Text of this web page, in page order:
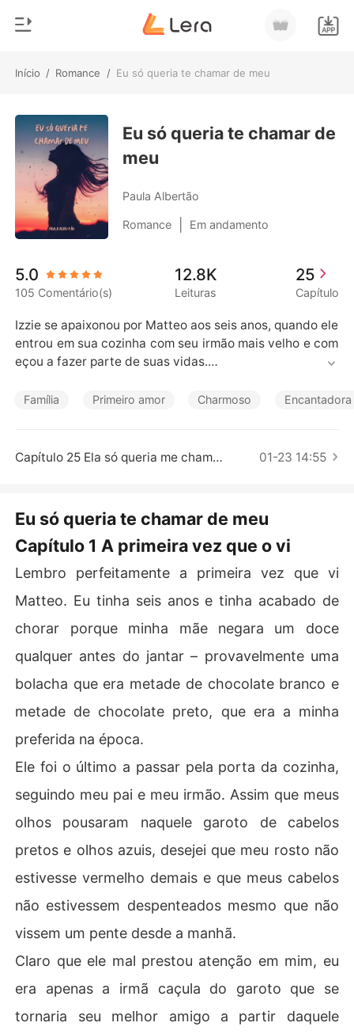
Início / Romance / Eu só queria te chamar de meu
Loja
Histórico
Sair
Baixar App
Gênero
Moderno
Lobisomem
Contos
Bilionários
Contos Curtos
Eu só queria te chamar de
meu
Paula Albertão
Romance Em andamento
5.0
105 Comentário(s)
12.8K
Leituras
25
Capítulo
Izzie se apaixonou por Matteo aos seis anos, quando ele
entrou em sua cozinha com seu irmão mais velho e com
eçou a fazer parte de suas vidas.
erceba por conta própria que os dois foram feitos um p
Família Primeiro amor Charmoso Encantadora
Capítulo 25 Ela só queria me chamar de seu – Matteo 01-23 14:55
Eu só queria te chamar de meu
Capítulo 1 A primeira vez que o vi
Lembro perfeitamente a primeira vez que vi
Matteo. Eu tinha seis anos e tinha acabado de
chorar porque minha mãe negara um doce
qualquer antes do jantar – provavelmente uma
bolacha que era metade de chocolate branco e
metade de chocolate preto, que era a minha
preferida na época.
Ele foi o último a passar pela porta da cozinha,
seguindo meu pai e meu irmão. Assim que meus
olhos pousaram naquele garoto de cabelos
pretos e olhos azuis, desejei que meu rosto não
estivesse vermelho demais e que meus cabelos
não estivessem despenteados mesmo que não
vissem um pente desde a manhã.
Claro que ele mal prestou atenção em mim, eu
era apenas a irmã caçula do garoto que se
tornaria seu melhor amigo a partir daquele